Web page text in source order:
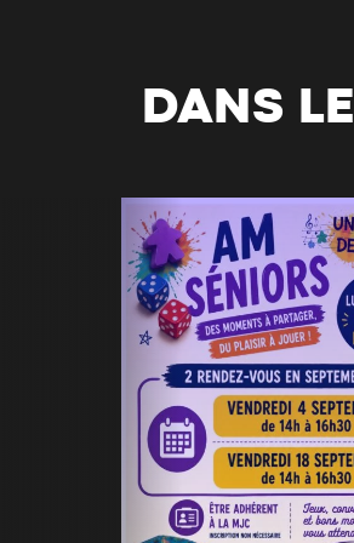
DANS LE